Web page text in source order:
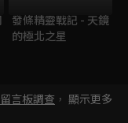
發條精靈戰記 - 天鏡
的極北之星
留言板調查 ， 顯示更多